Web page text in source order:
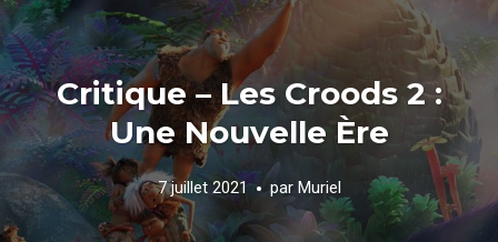
Critique – Les Croods 2 :
Une Nouvelle Ère
7 juillet 2021 par Muriel